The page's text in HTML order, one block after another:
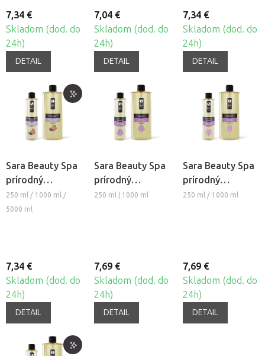
7,34 €
Skladom (dod. do
24h)
DETAIL
7,04 €
Skladom (dod. do
24h)
DETAIL
7,34 €
Skladom (dod. do
24h)
DETAIL
Sara Beauty Spa
prírodný
rastlinný
masážny olej -
250 ml / 1000 ml /
5000 ml
7,34 €
Skladom (dod. do
24h)
DETAIL
Sara Beauty Spa
prírodný
rastlinný
250 ml | 1000 ml
7,69 €
Skladom (dod. do
24h)
DETAIL
Sara Beauty Spa
prírodný
rastlinný
250 ml / 1000 ml
7,69 €
Skladom (dod. do
24h)
DETAIL